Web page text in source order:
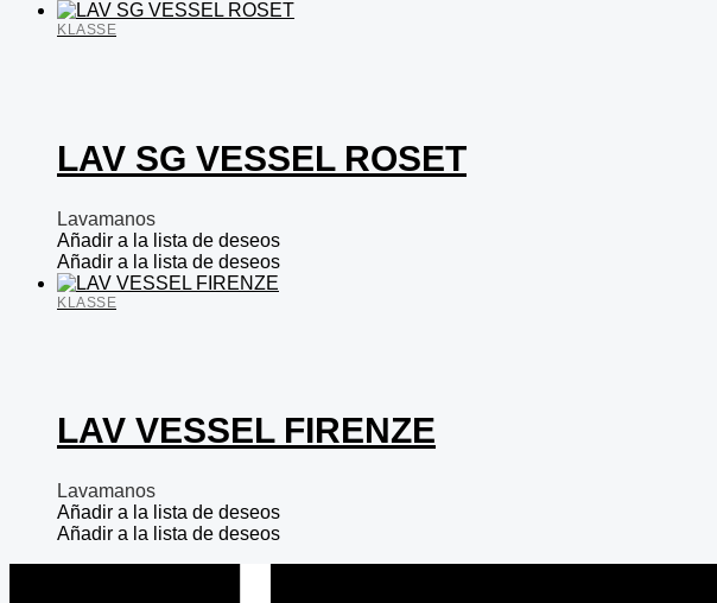
KLASSE
LAV SG VESSEL ROSET
Lavamanos
Añadir a la lista de deseos
Añadir a la lista de deseos
KLASSE
LAV VESSEL FIRENZE
Lavamanos
Añadir a la lista de deseos
Añadir a la lista de deseos